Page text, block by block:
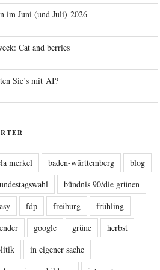
im Juni (und Juli) 2026
Cat and berries
Sie’s mit AI?
merkel baden-württemberg
blog
bündnis 90/die grünen
fdp freiburg
frühling
google grüne
herbst
in eigener sache